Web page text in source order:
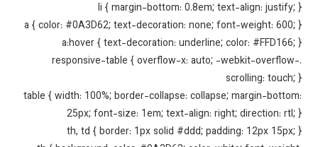
li { margin-bottom: 0.8em; text-align:
a { color: #0A3D62; text-decoration: none; font-weight:
a:hover { text-decoration: underline; color:
.responsive-table { overflow-x: auto; -webkit-
scrolling:
table { width: 100%; border-collapse: collapse; margin-
25px; font-size: 1em; text-align: right; direction:
th, td { border: 1px solid #ddd; padding: 12px